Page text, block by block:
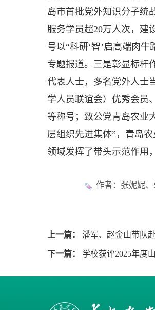
岛市首批党外知识分子统
服务学员超20万人次，建
号以“科研‘智’启高端肉
专题报道。三是彰显标杆
代表人士，多名党外人士
学人员联谊会）优秀会员
等称号；致公党青岛农业
层组织先进集体”，青岛
领域发挥了带头示范作用
作者：张妮妮
上一篇： 潘军、赵金山带队
下一篇：
学校获评2025年度